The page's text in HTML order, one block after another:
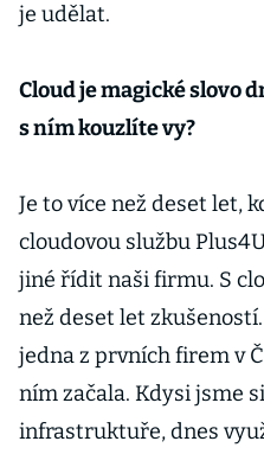
je udělat.
Cloud je magické slovo
s ním kouzlíte vy?
Je to více než deset let,
cloudovou službu
jiné řídit naši firmu. S
než deset let
jedna z prvních firem v
ním začala. Kdysi jsme
infrastruktuře, dnes